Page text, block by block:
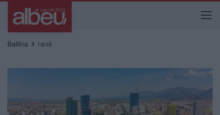
Ballina keyboard_arrow_right ranë